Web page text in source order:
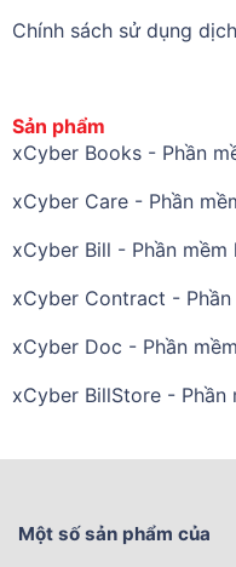
Chính sách sử dụng
Sản phẩm
xCyber Books - Phần
xCyber Care - Phần
xCyber Bill - Phần
xCyber Contract -
xCyber Doc - Phần
xCyber BillStore -
Một số sản phẩm của